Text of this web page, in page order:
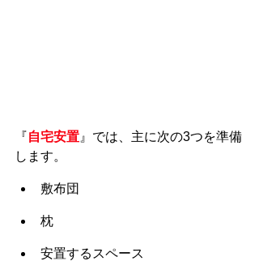
『自宅安置 』では、主に次の3つを準備
します。
敷布団
枕
安置するスペース